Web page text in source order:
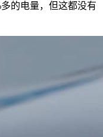
的电量，但这都没有